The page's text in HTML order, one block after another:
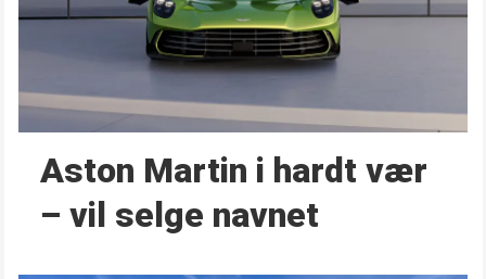
Aston Martin i hardt vær
– vil selge navnet